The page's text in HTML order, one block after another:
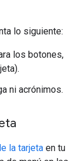
lo siguiente:
los botones,
ni acrónimos.
la tarjeta en tu